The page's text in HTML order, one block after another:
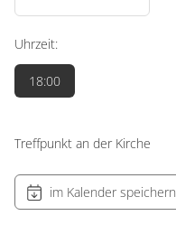
Uhrzeit:
18:00
Treffpunkt an der Kirche
im Kalender speichern